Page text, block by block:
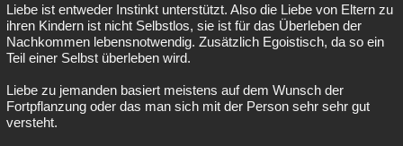
Liebe ist entweder Instinkt unterstützt. Also die Liebe von Eltern zu
ihren Kindern ist nicht Selbstlos, sie ist für das Überleben der
Nachkommen lebensnotwendig. Zusätzlich Egoistisch, da so ein
Teil einer Selbst überleben wird.
Liebe zu jemanden basiert meistens auf dem Wunsch der
Fortpflanzung oder das man sich mit der Person sehr sehr gut
versteht.